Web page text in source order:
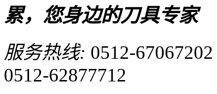
累，您身边的刀具专家
服务热线: 0512-67067202
0512-62877712